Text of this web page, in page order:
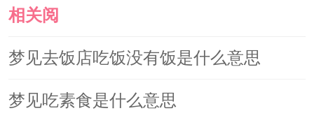
相关阅
读
梦见去饭店吃饭没有饭是什么意思
梦见吃素食是什么意思